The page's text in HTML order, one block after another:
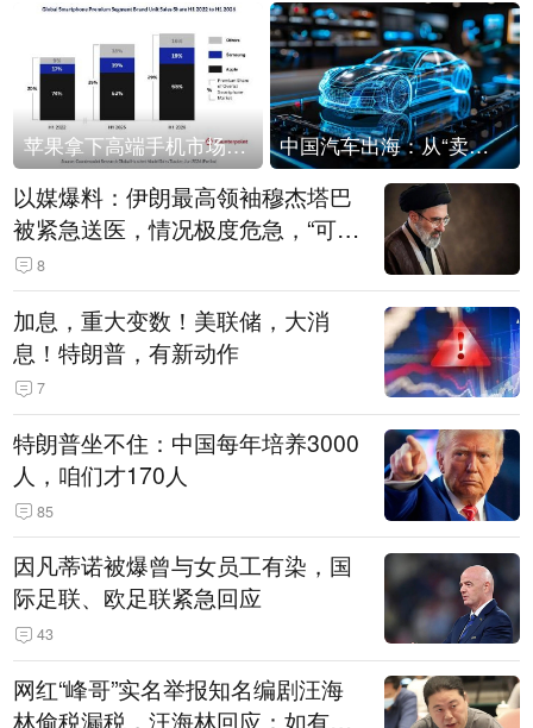
苹果拿下高端手机市场65%的份额：iPhone 17系列功不可没 中国汽车出海：从“卖出去”到“走进去”
以媒爆料：伊朗最高领袖穆杰塔巴
被紧急送医，情况极度危急，“可能
随时会死去”
8
加息，重大变数！美联储，大消
息！特朗普，有新动作
7
特朗普坐不住：中国每年培养3000
人，咱们才170人
85
因凡蒂诺被爆曾与女员工有染，国
际足联、欧足联紧急回应
43
网红“峰哥”实名举报知名编剧汪海
林偷税漏税，汪海林回应：如有违